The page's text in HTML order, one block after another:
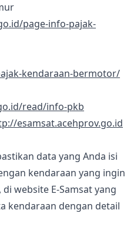
page-info-pajak-
kendaraan-bermotor/
read/info-pkb
esamsat.acehprov.go.id
data yang Anda isi
kendaraan yang ingin
website E-Samsat yang
kendaraan dengan detail